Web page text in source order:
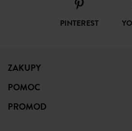
PINTEREST
ZAKUPY
POMOC
PROMOD